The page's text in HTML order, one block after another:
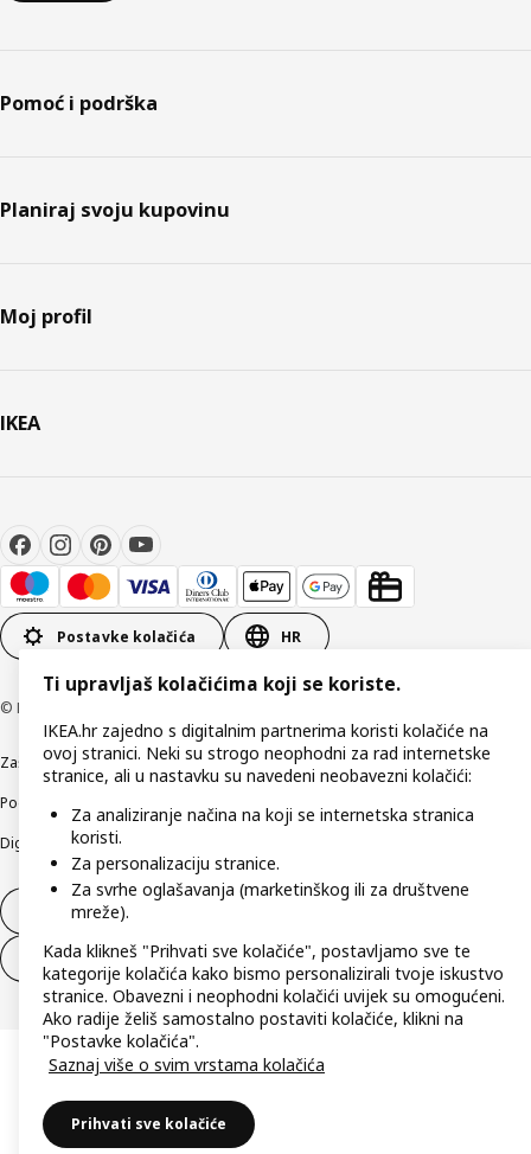
Pomoć i podrška
Planiraj svoju kupovinu
Moj profil
IKEA
Postavke kolačića HR
© Inter IKEA Systems B.V 1999-2026
Zaštita privatnostiKako koristimo kolačiće (Cookies) Uvjeti poslovanja
Podaci o tvrtki IKEA Hrvatska
Digitalna pristupačnost
Jednostrani raskid ugovora
Jednostrani raskid ugovora za usluge
Ti upravljaš kolačićima koji se koriste.
IKEA.hr zajedno s digitalnim partnerima koristi kolačiće na
ovoj stranici. Neki su strogo neophodni za rad internetske
stranice, ali u nastavku su navedeni neobavezni kolačići:
Za analiziranje načina na koji se internetska stranica
koristi.
Za personalizaciju stranice.
Za svrhe oglašavanja (marketinškog ili za društvene
mreže).
Kada klikneš "Prihvati sve kolačiće", postavljamo sve te
kategorije kolačića kako bismo personalizirali tvoje iskustvo
stranice. Obavezni i neophodni kolačići uvijek su omogućeni.
Ako radije želiš samostalno postaviti kolačiće, klikni na
"Postavke kolačića".
Saznaj više o svim vrstama kolačića
Prihvati sve kolačiće